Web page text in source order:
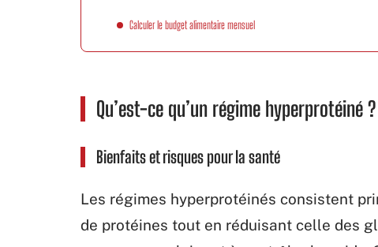
Calculer le budget alimentaire mensuel
Qu’est-ce qu’un régime hyperprotéiné ?
Bienfaits et risques pour la santé
Les régimes hyperprotéinés consistent
de protéines tout en réduisant celle des